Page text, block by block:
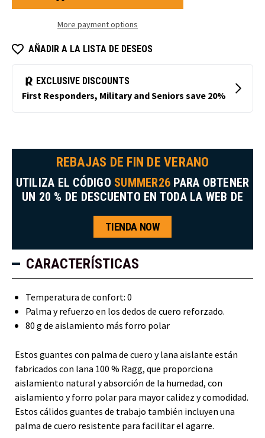
Palm Palm
More payment options
AÑADIR A LA LISTA DE DESEOS
REBAJAS DE FIN DE VERANO
UTILIZA EL CÓDIGO SUMMER26 PARA OBTENER
UN 20 % DE DESCUENTO EN TODA LA WEB DE
TIENDA NOW
CARACTERÍSTICAS
Temperatura de confort: 0
Palma y refuerzo en los dedos de cuero reforzado.
80 g de aislamiento más forro polar
Estos guantes con palma de cuero y lana aislante están
fabricados con lana 100 % Ragg, que proporciona
aislamiento natural y absorción de la humedad, con
aislamiento y forro polar para mayor calidez y comodidad.
Estos cálidos guantes de trabajo también incluyen una
palma de cuero resistente para facilitar el agarre.